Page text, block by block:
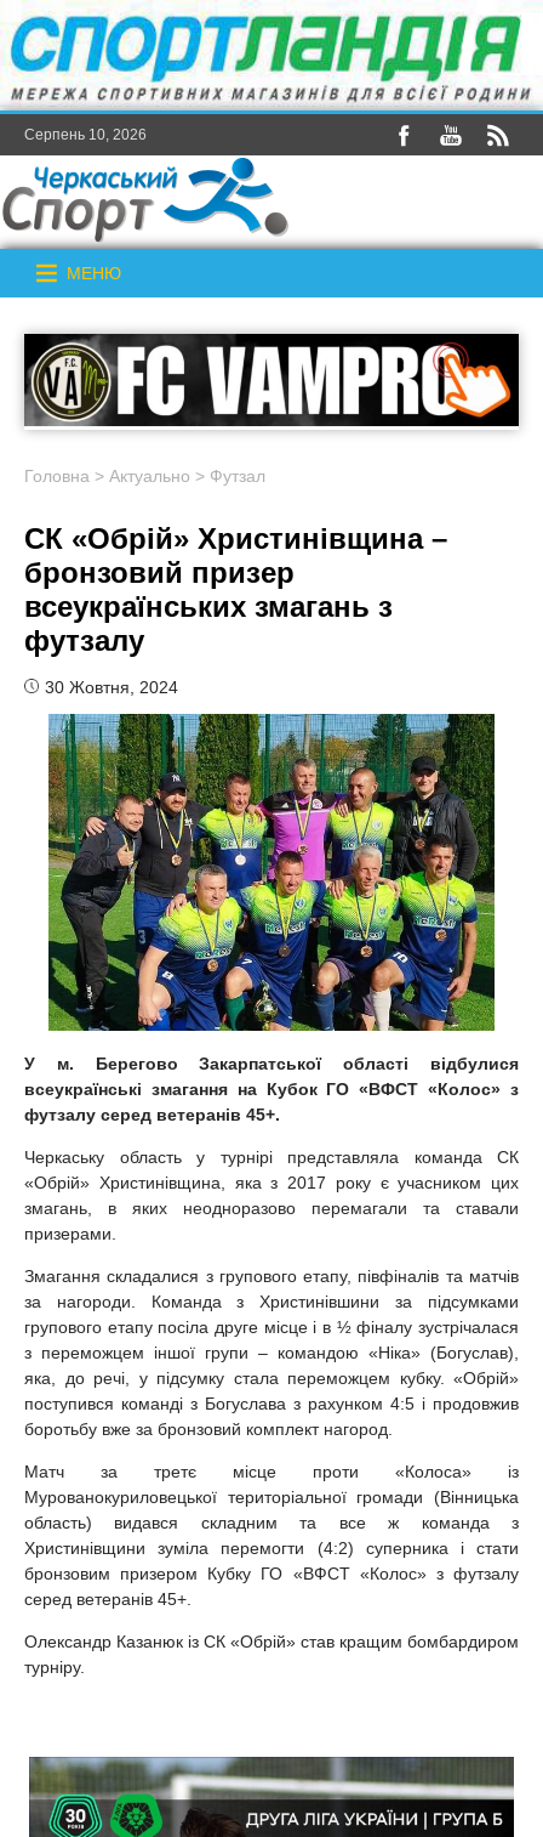
Серпень 10, 2026
МЕНЮ
Головна > Актуально > Футзал
СК «Обрій» Христинівщина –
бронзовий призер
всеукраїнських змагань з
футзалу
30 Жовтня, 2024
У м. Берегово Закарпатської області відбулися
всеукраїнські змагання на Кубок ГО «ВФСТ «Колос» з
футзалу серед ветеранів 45+.
Черкаську область у турнірі представляла команда СК
«Обрій» Христинівщина, яка з 2017 року є учасником цих
змагань, в яких неодноразово перемагали та ставали
призерами.
Змагання складалися з групового етапу, півфіналів та матчів
за нагороди. Команда з Христинівшини за підсумками
групового етапу посіла друге місце і в ½ фіналу зустрічалася
з переможцем іншої групи – командою «Ніка» (Богуслав),
яка, до речі, у підсумку стала переможцем кубку. «Обрій»
поступився команді з Богуслава з рахунком 4:5 і продовжив
боротьбу вже за бронзовий комплект нагород.
Матч за третє місце проти «Колоса» із
Мурованокуриловецької територіальної громади (Вінницька
область) видався складним та все ж команда з
Христинівщини зуміла перемогти (4:2) суперника і стати
бронзовим призером Кубку ГО «ВФСТ «Колос» з футзалу
серед ветеранів 45+.
Олександр Казанюк із СК «Обрій» став кращим бомбардиром
турніру.